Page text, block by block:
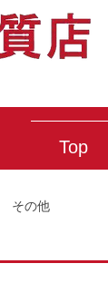
Top
その他